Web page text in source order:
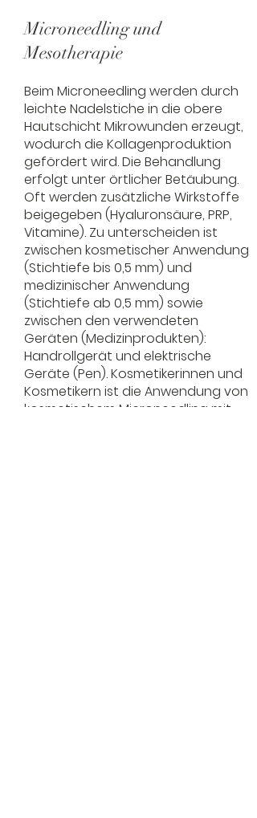
Microneedling und
Mesotherapie
Beim Microneedling werden durch
leichte Nadelstiche in die obere
Hautschicht Mikrowunden erzeugt,
wodurch die Kollagenproduktion
gefördert wird. Die Behandlung
erfolgt unter örtlicher Betäubung.
Oft werden zusätzliche Wirkstoffe
beigegeben (Hyaluronsäure, PRP,
Vitamine). Zu unterscheiden ist
zwischen kosmetischer Anwendung
(Stichtiefe bis 0,5 mm) und
medizinischer Anwendung
(Stichtiefe ab 0,5 mm) sowie
zwischen den verwendeten
Geräten (Medizinprodukten):
Handrollgerät und elektrische
Geräte (Pen). Kosmetikerinnen und
Kosmetikern ist die Anwendung von
kosmetischem Microneedling mit